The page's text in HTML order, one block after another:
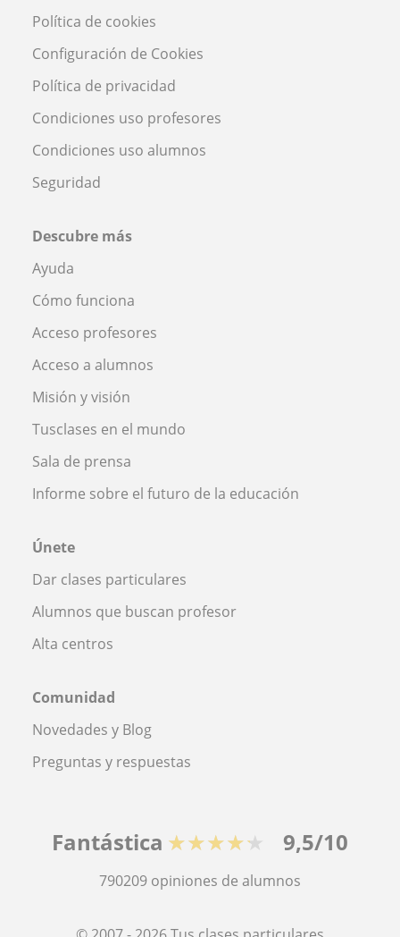
Política de cookies
Configuración de Cookies
Política de privacidad
Condiciones uso profesores
Condiciones uso alumnos
Seguridad
Descubre más
Ayuda
Cómo funciona
Acceso profesores
Acceso a alumnos
Misión y visión
Tusclases en el mundo
Sala de prensa
Informe sobre el futuro de la educación
Únete
Dar clases particulares
Alumnos que buscan profesor
Alta centros
Comunidad
Novedades y Blog
Preguntas y respuestas
Fantástica ★★★★★ 9,5/10
790209 opiniones de alumnos